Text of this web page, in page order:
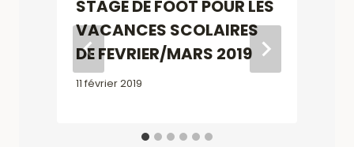
STAGE DE FOOT POUR LES
VACANCES SCOLAIRES
DE FEVRIER/MARS 2019
11 février 2019